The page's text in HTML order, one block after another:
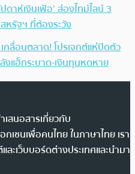
ดาห์เงินเฟ้อ’ ส่องไทม์ไลน์ 3
หรัฐฯ ที่ต้องระวัง
กลื่อนตลาด! โปรเจกต์แห่ปิดตัว
งแฮ็กระบาด-เงินทุนหดหาย
สนอสารเกี่ยวกับ
เชนเพื่อคนไทย ในภาษาไทย เรา
ะเว็บบอร์ดต่างประเทศและนำมา